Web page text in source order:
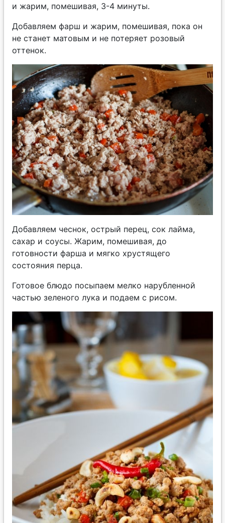
и жарим, помешивая, 3-4 минуты.
Добавляем фарш и жарим, помешивая, пока он
не станет матовым и не потеряет розовый
оттенок.
Добавляем чеснок, острый перец, сок лайма,
сахар и соусы. Жарим, помешивая, до
готовности фарша и мягко хрустящего
состояния перца.
Готовое блюдо посыпаем мелко нарубленной
частью зеленого лука и подаем с рисом.